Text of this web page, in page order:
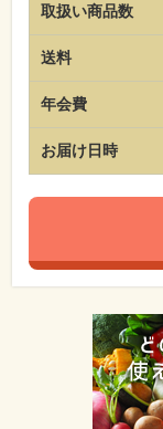
取扱い商品数
送料
年会費
お届け日時